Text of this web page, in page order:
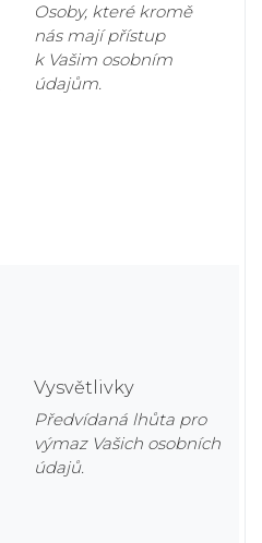
Osoby, které kromě
nás mají přístup
k Vašim osobním
údajům.
Vysvětlivky
Předvídaná lhůta pro
výmaz Vašich osobních
údajů.